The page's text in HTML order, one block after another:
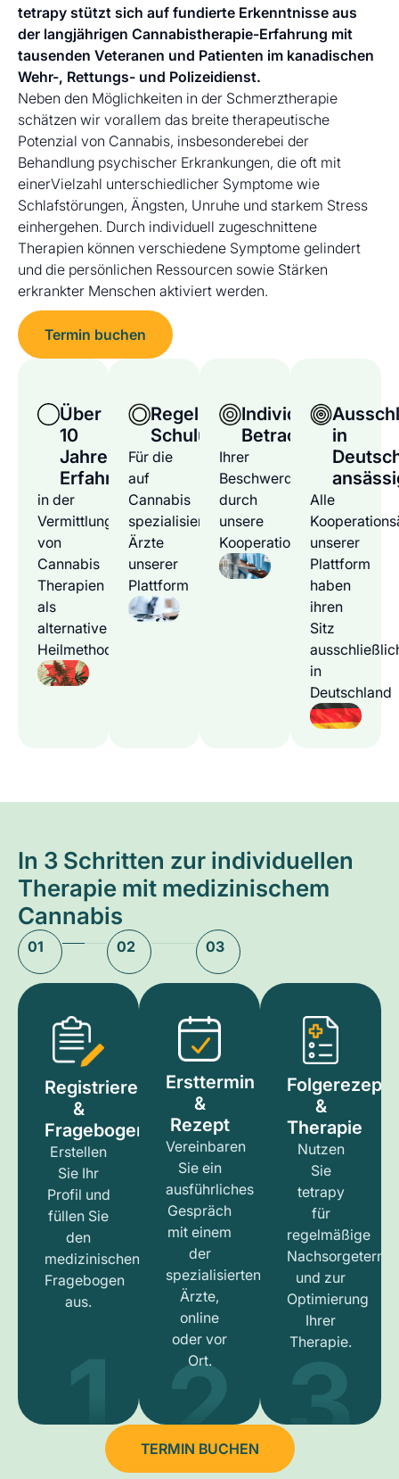
tetrapy stützt sich auf fundierte Erkenntnisse aus
der langjährigen Cannabistherapie-Erfahrung mit
tausenden Veteranen und Patienten im kanadischen
Wehr-, Rettungs- und Polizeidienst.
Neben den Möglichkeiten in der Schmerztherapie
schätzen wir vorallem das breite therapeutische
Potenzial von Cannabis, insbesonderebei der
Behandlung psychischer Erkrankungen, die oft mit
einerVielzahl unterschiedlicher Symptome wie
Schlafstörungen, Ängsten, Unruhe und starkem Stress
einhergehen. Durch individuell zugeschnittene
Therapien können verschiedene Symptome gelindert
und die persönlichen Ressourcen sowie Stärken
erkrankter Menschen aktiviert werden.
Termin buchen
Über
10
Jahre
Erfahrung
in der
Vermittlung
von
Cannabis
Therapien
als
alternative
Heilmethode
Regelmäßige
Schulungen
Für die
auf
Cannabis
spezialisierten
Ärzte
unserer
Plattform
Individuelle
Betrachtung
Ihrer
Beschwerden
durch
unsere
Kooperationsärzte
in
Alle
unserer
Plattform
haben
ihren
Sitz
in
Deutschland
In 3 Schritten zur individuellen
Therapie mit medizinischem
Cannabis
01 02 03
Registrieren
&
Fragebogen
Erstellen
Sie Ihr
Profil und
füllen Sie
den
medizinischen
Fragebogen
aus.
1
Ersttermin
&
Rezept
Vereinbaren
Sie ein
ausführliches
Gespräch
mit einem
der
spezialisierten
Ärzte,
online
oder vor
Ort.
2
Folgerezept
&
Therapie
Nutzen
Sie
tetrapy
für
regelmäßige
und zur
Optimierung
Ihrer
Therapie.
3
TERMIN BUCHEN